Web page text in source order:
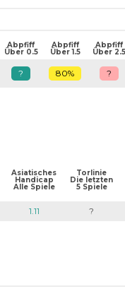
Abpfiff
Über 0.5
Abpfiff
Über 1.5
Abpfiff
Über 2.5
? 80% ?
Asiatisches
Handicap
Alle Spiele
Torlinie
Die letzten
5 Spiele
1.11 ?